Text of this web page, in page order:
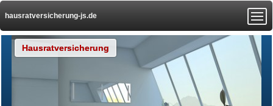
hausratversicherung-js.de
Hausratversicherung